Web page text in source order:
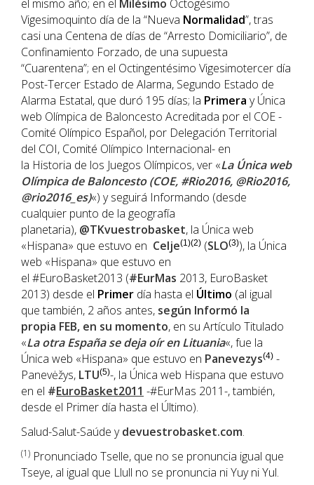
el mismo año; en el Milésimo Octogésimo
Vigesimoquinto día de la “Nueva Normalidad”, tras
casi una Centena de días de “Arresto Domiciliario”, de
Confinamiento Forzado, de una supuesta
“Cuarentena”; en el Octingentésimo Vigesimotercer día
Post-Tercer Estado de Alarma, Segundo Estado de
Alarma Estatal, que duró 195 días; la Primera y Única
web Olímpica de Baloncesto Acreditada por el COE -
Comité Olímpico Español, por Delegación Territorial
del COI, Comité Olímpico Internacional- en
la Historia de los Juegos Olímpicos, ver «La Única web
Olímpica de Baloncesto (COE, #Rio2016, @Rio2016,
@rio2016_es)«) y seguirá Informando (desde
cualquier punto de la geografía
planetaria), @TKvuestrobasket, la Única web
«Hispana» que estuvo en Celje(1)(2) (SLO(3)), la Única
web «Hispana» que estuvo en
el #EuroBasket2013 (#EurMas 2013, EuroBasket
2013) desde el Primer día hasta el Último (al igual
que también, 2 años antes, según Informó la
propia FEB, en su momento, en su Artículo Titulado
«La otra España se deja oír en Lituania«, fue la
Única web «Hispana» que estuvo en Panevezys(4) -
Panevėžys, LTU(5)-, la Única web Hispana que estuvo
en el #EuroBasket2011 -#EurMas 2011-, también,
desde el Primer día hasta el Último).
Salud-Salut-Saúde ydevuestrobasket.com.
(1) Pronunciado Tselle, que no se pronuncia igual que
Tseye, al igual que Llull no se pronuncia ni Yuy ni Yul.